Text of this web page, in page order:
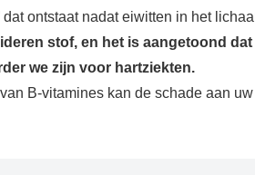
dat ontstaat nadat eiwitten in het
stof, en het is aangetoond
we zijn voor hartziekten.
B-vitamines kan de schade aan